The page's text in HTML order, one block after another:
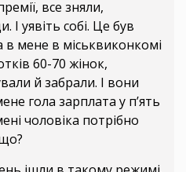
все зняли,
І уявіть собі. Це був
в мене в міськвиконкомі
60-70 жінок,
й забрали. І вони
гола зарплата у п’ять
чоловіка потрібно